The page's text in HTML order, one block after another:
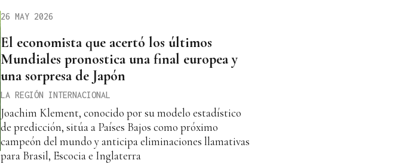
26 MAY 2026
El economista que acertó los últimos
Mundiales pronostica una final europea y
una sorpresa de Japón
LA REGIÓN INTERNACIONAL
Joachim Klement, conocido por su modelo estadístico
de predicción, sitúa a Países Bajos como próximo
campeón del mundo y anticipa eliminaciones llamativas
para Brasil, Escocia e Inglaterra